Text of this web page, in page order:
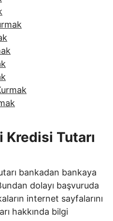
Tutarı
bankadan bankaya
dolayı başvuruda
internet sayfalarını
hakkında bilgi